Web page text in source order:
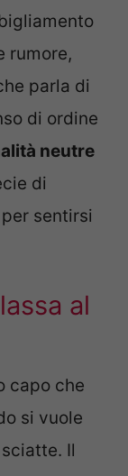
rumore,
parla di
di ordine
neutre
di
sentirsi
al
capo che
si vuole
Il